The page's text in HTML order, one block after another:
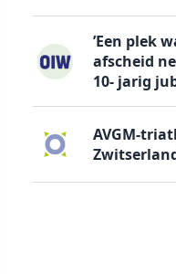
’Een plek
afscheid
10- jarig
AVGM-